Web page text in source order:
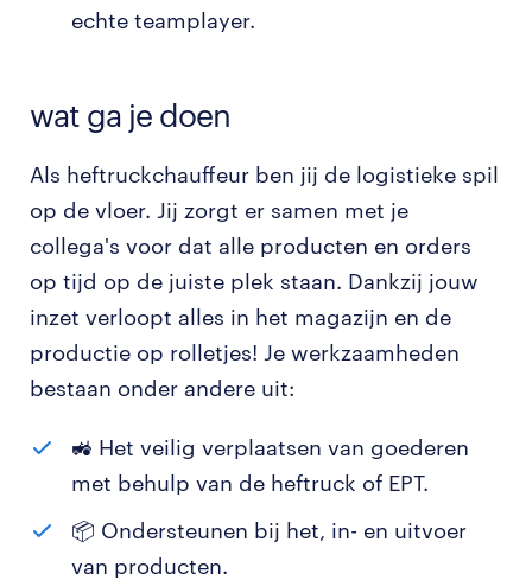
echte teamplayer.
wat ga je doen
Als heftruckchauffeur ben jij de logistieke spil
op de vloer. Jij zorgt er samen met je
collega's voor dat alle producten en orders
op tijd op de juiste plek staan. Dankzij jouw
inzet verloopt alles in het magazijn en de
productie op rolletjes! Je werkzaamheden
bestaan onder andere uit:
🚜 Het veilig verplaatsen van goederen
met behulp van de heftruck of EPT.
📦 Ondersteunen bij het, in- en uitvoer
van producten.